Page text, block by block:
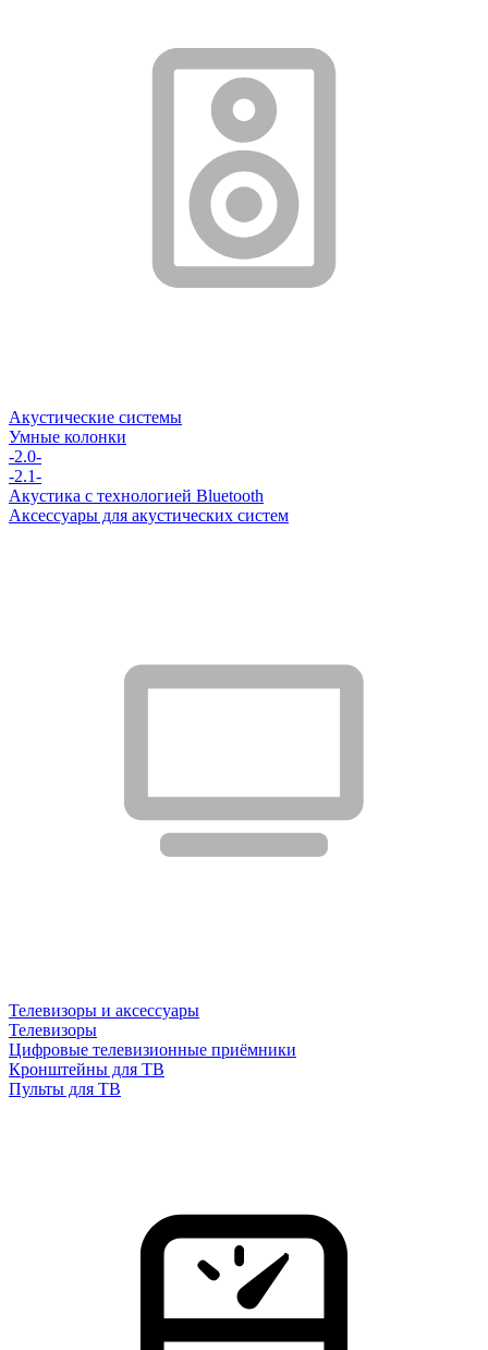
Акустические системы
Умные колонки
-2.0-
-2.1-
Акустика с технологией Bluetooth
Аксессуары для акустических систем
Телевизоры и аксессуары
Телевизоры
Цифровые телевизионные приёмники
Кронштейны для ТВ
Пульты для ТВ